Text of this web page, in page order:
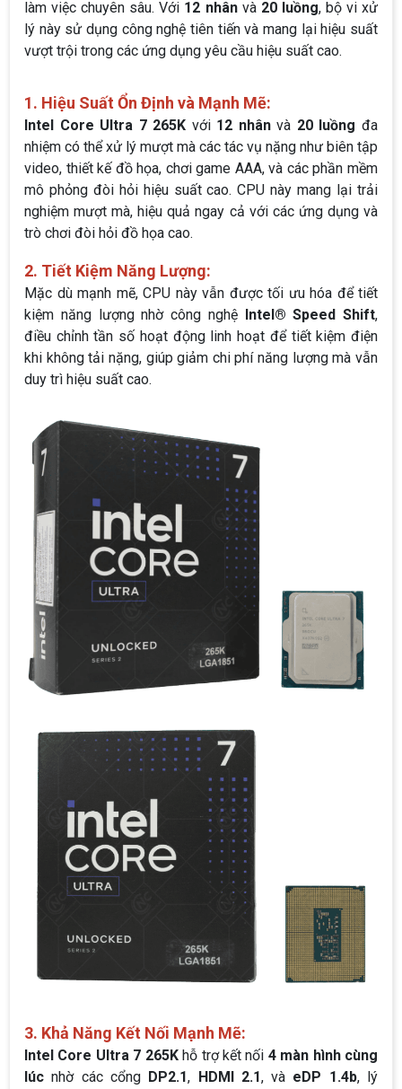
làm việc chuyên sâu. Với 12 nhânvà20 luồng, bộ vi xử
lý này sử dụng công nghệ tiên tiến và mang lại hiệu suất
vượt trội trong các ứng dụng yêu cầu hiệu suất cao.
1. Hiệu Suất Ổn Định và Mạnh Mẽ:
Intel Core Ultra 7 265K với 12 nhânvà 20 luồng đa
nhiệm có thể xử lý mượt mà các tác vụ nặng như biên tập
video, thiết kế đồ họa, chơi game AAA, và các phần mềm
mô phỏng đòi hỏi hiệu suất cao. CPU này mang lại trải
nghiệm mượt mà, hiệu quả ngay cả với các ứng dụng và
trò chơi đòi hỏi đồ họa cao.
2. Tiết Kiệm Năng Lượng:
Mặc dù mạnh mẽ, CPU này vẫn được tối ưu hóa để tiết
kiệm năng lượng nhờ công nghệ Intel® Speed Shift,
điều chỉnh tần số hoạt động linh hoạt để tiết kiệm điện
khi không tải nặng, giúp giảm chi phí năng lượng mà vẫn
duy trì hiệu suất cao.
3. Khả Năng Kết Nối Mạnh Mẽ:
Intel Core Ultra 7 265Khỗ trợ kết nối 4 màn hình cùng
lúc nhờ các cổng DP2.1, HDMI 2.1, và eDP 1.4b, lý